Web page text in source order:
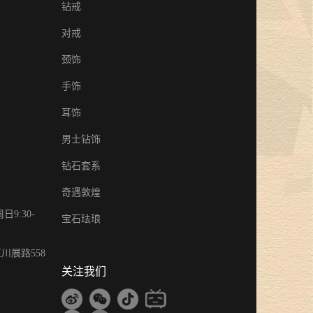
日9:30-
展路558
钻戒
对戒
颈饰
手饰
耳饰
男士钻饰
钻石套系
奇遇敦煌
宝石珐琅
关注我们